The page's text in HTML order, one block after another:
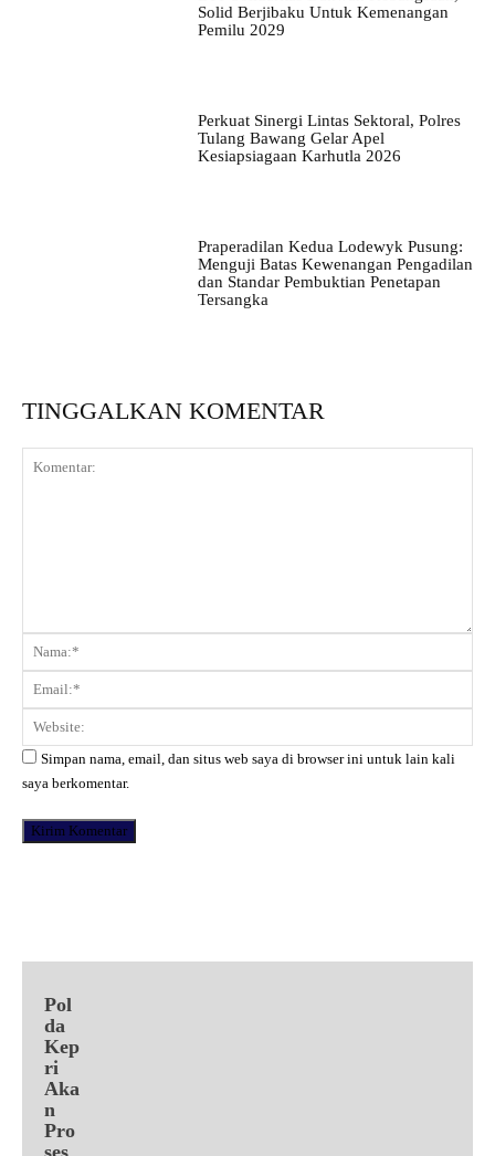
Solid Berjibaku Untuk Kemenangan
Pemilu 2029
Perkuat Sinergi Lintas Sektoral, Polres
Tulang Bawang Gelar Apel
Kesiapsiagaan Karhutla 2026
Praperadilan Kedua Lodewyk Pusung:
Menguji Batas Kewenangan Pengadilan
dan Standar Pembuktian Penetapan
Tersangka
TINGGALKAN KOMENTAR
Komentar:
Simpan nama, email, dan situs web saya di browser ini untuk lain kali
saya berkomentar.
Pol
da
Kep
ri
Aka
n
Pro
ses